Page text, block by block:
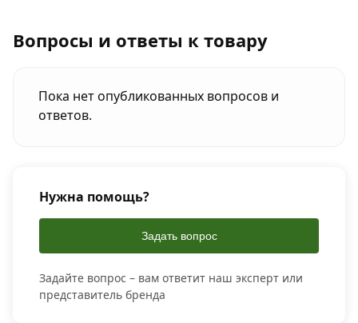
Вопросы и ответы к товару
Пока нет опубликованных вопросов и
ответов.
Нужна помощь?
Задать вопрос
Задайте вопрос – вам ответит наш эксперт или
представитель бренда